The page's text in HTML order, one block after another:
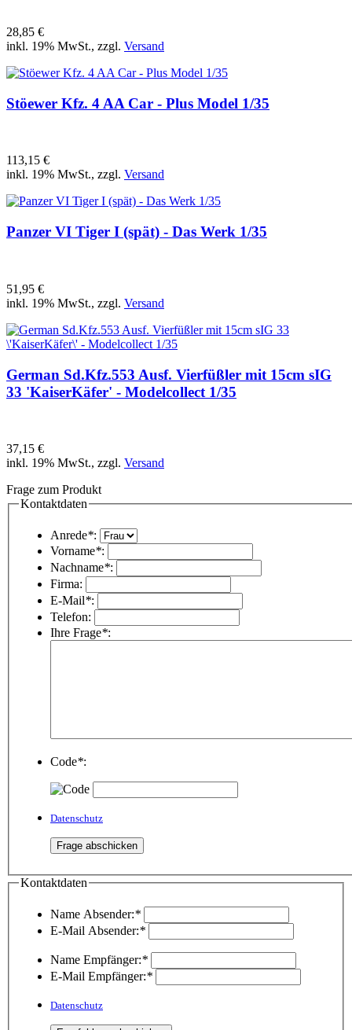
28,85 €
inkl. 19% MwSt., zzgl. Versand
Stöewer Kfz. 4 AA Car - Plus Model 1/35
113,15 €
inkl. 19% MwSt., zzgl. Versand
Panzer VI Tiger I (spät) - Das Werk 1/35
51,95 €
inkl. 19% MwSt., zzgl. Versand
German Sd.Kfz.553 Ausf. Vierfüßler mit 15cm sIG
33 'KaiserKäfer' - Modelcollect 1/35
37,15 €
inkl. 19% MwSt., zzgl. Versand
Frage zum Produkt
Kontaktdaten
Anrede*:
Vorname*:
Nachname*:
Firma:
E-Mail*:
Telefon:
Ihre Frage*:
Code*:
Datenschutz
Kontaktdaten
Name Absender:*
E-Mail Absender:*
Name Empfänger:*
E-Mail Empfänger:*
Datenschutz